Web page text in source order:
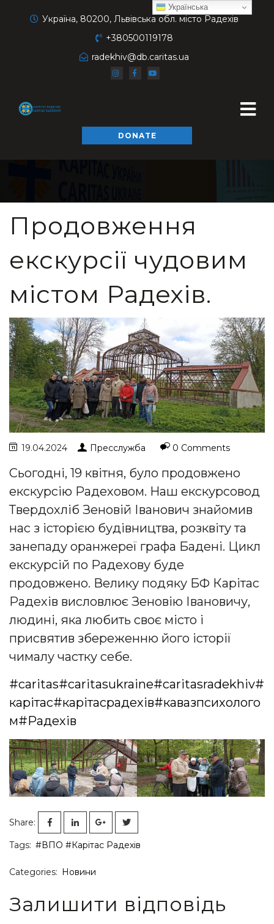
Україна, 80200, Львівська обл. місто Радехів
+380500119178
radekhiv@db.caritas.ua
DONATE
Продовження
екскурсії чудовим
містом Радехів.
19.04.2024 Пресслужба 0 Comments
Сьогодні, 19 квітня, було продовжено
екскурсію Радеховом. Наш екскурсовод
Твердохліб Зеновій Іванович знайомив
нас з історією будівництва, розквіту та
занепаду оранжереї графа Бадені. Цикл
екскурсій по Радехову буде
продовжено. Велику подяку БФ Карітас
Радехів висловлює Зеновію Івановичу,
людині, яка любить своє місто і
присвятив збереженню його історії
чималу частку себе.
#caritas#caritasukraine#caritasradekhiv#
карітас#карітасрадехів#кавазпсихолого
м#Радехів
Share:
Tags: #ВПО #Карітас Радехів
Categories: Новини
Залишити відповідь
Українська